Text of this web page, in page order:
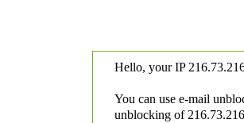
Hello, your IP
You can use e-mail
unblocking of